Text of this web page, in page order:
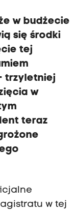
w budżecie
się środki
tej
trzyletniej
w
teraz
w tej